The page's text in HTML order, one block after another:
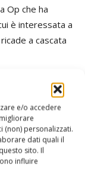
e/o accedere
(non) personalizzati.
dati quali il
sito. Il
influire
Op che ha
è interessata a
a cascata
problema della
del tavolo di
altre finalità,
nostra attività
ancora